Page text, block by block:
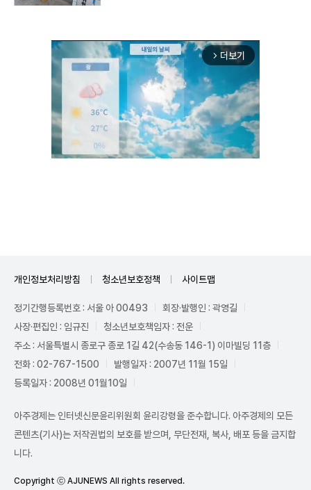
arrow_forward_ios 더보기
개인정보처리방침 청소년보호정책 사이트맵
정기간행등록번호 : 서울 아 00493
회장·발행인 : 곽영길
사장·편집인 : 임규진
청소년보호책임자 : 전운
주소 : 서울특별시 종로구 종로 1길 42(수송동 146-1) 이마빌딩 11층
전화 : 02-767-1500
발행일자 : 2007년 11월 15일
등록일자 : 2008년 01월10일
아주경제는 인터넷신문윤리위원회 윤리강령을 준수합니다. 아주경제의 모든
콘텐츠(기사)는 저작권법의 보호를 받으며, 무단전재, 복사, 배포 등을 금지합
니다.
Copyright ⓒ AJUNEWS All rights reserved.